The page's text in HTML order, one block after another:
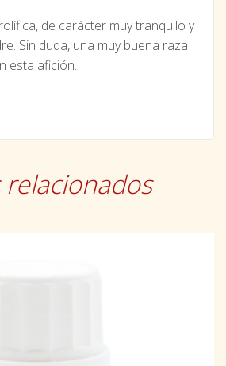
de carácter muy tranquilo y
Sin duda, una muy buena raza
esta afición.